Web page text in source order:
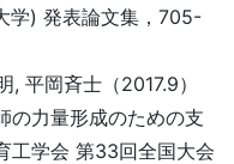
学) 発表論文集，705-
平岡斉士（2017.9）
の力量形成のための支
工学会 第33回全国大会